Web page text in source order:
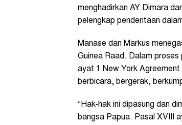
menghadirkan AY Dimara
pelengkap penderitaan
Manase dan Markus
Guinea Raad. Dalam proses
ayat 1 New York Agreement
berbicara, bergerak,
“Hak-hak ini dipasung dan
bangsa Papua. Pasal XVIII